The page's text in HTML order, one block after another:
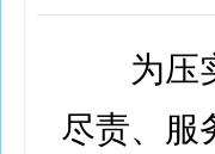
为压实
尽责、服